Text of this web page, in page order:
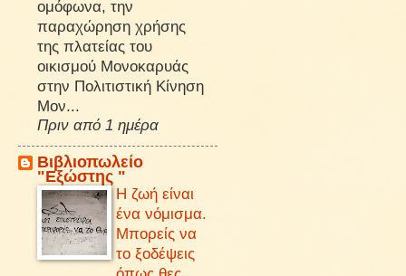
ομόφωνα, την
παραχώρηση χρήσης
της πλατείας του
οικισμού Μονοκαρυάς
στην Πολιτιστική Κίνηση
Μον...
Πριν από 1 ημέρα
Βιβλιοπωλείο
"Εξώστης "
Η ζωή είναι
ένα νόμισμα.
Μπορείς να
το ξοδέψεις